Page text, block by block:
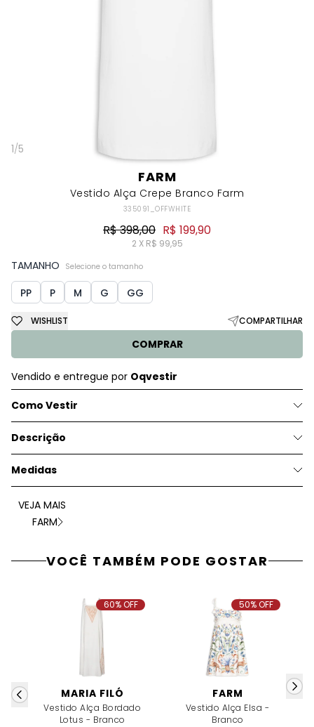
1/5
FARM
Vestido Alça Crepe Branco Farm
335091_OFFWHITE
R$ 398,00 R$ 199,90
2 X R$ 99,95
TAMANHO Selecione o tamanho
PP P M G GG
COMPRAR
WISHLIST COMPARTILHAR
Vendido e entregue por Oqvestir
Como Vestir
Descrição
Medidas
VEJA MAIS
FARM
VOCÊ TAMBÉM PODE GOSTAR
MARIA FILÓ
Vestido Alça Bordado
Lotus - Branco
60% OFF
FARM
Vestido Alça Elsa -
Branco
50% OFF